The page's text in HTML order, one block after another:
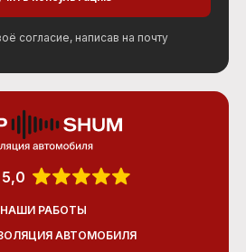
согласие, написав на почту
5,0
НАШИ РАБОТЫ
АВТОМОБИЛЯ